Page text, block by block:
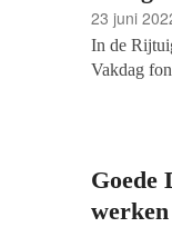
23 juni
In de
Vakdag
en het
Redacteur
Goede
werken